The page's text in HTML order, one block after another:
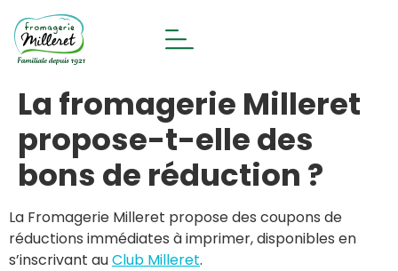
La fromagerie Milleret
propose-t-elle des
bons de réduction ?
La Fromagerie Milleret propose des coupons de
réductions immédiates à imprimer, disponibles en
s’inscrivant auClub Milleret.